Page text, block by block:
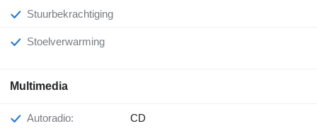
Stuurbekrachtiging
Stoelverwarming
Multimedia
Autoradio: CD